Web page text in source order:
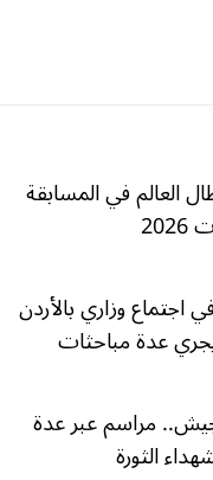
العالم في المسابقة
وزاري بالأردن
عدة مباحثات
مراسم عبر عدة
الثورة